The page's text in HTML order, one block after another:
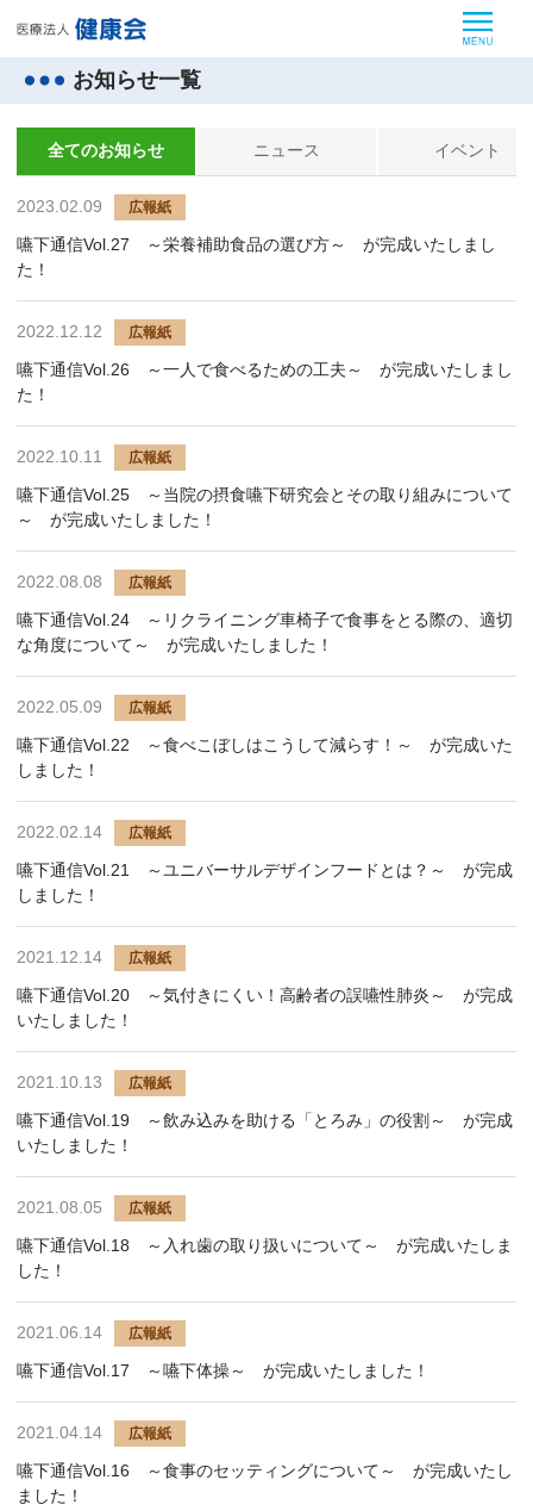
お知らせ一覧
全てのお知らせ ニュース イベント
2023.02.09 広報紙
嚥下通信Vol.27 ～栄養補助食品の選び方～ が完成いたしまし
た！
2022.12.12 広報紙
嚥下通信Vol.26 ～一人で食べるための工夫～ が完成いたしまし
た！
2022.10.11 広報紙
嚥下通信Vol.25 ～当院の摂食嚥下研究会とその取り組みについて
～ が完成いたしました！
2022.08.08 広報紙
嚥下通信Vol.24 ～リクライニング車椅子で食事をとる際の、適切
な角度について～ が完成いたしました！
2022.05.09 広報紙
嚥下通信Vol.22 ～食べこぼしはこうして減らす！～ が完成いた
しました！
2022.02.14 広報紙
嚥下通信Vol.21 ～ユニバーサルデザインフードとは？～ が完成
しました！
2021.12.14 広報紙
嚥下通信Vol.20 ～気付きにくい！高齢者の誤嚥性肺炎～ が完成
いたしました！
2021.10.13 広報紙
嚥下通信Vol.19 ～飲み込みを助ける「とろみ」の役割～ が完成
いたしました！
2021.08.05 広報紙
嚥下通信Vol.18 ～入れ歯の取り扱いについて～ が完成いたしま
した！
2021.06.14 広報紙
嚥下通信Vol.17 ～嚥下体操～ が完成いたしました！
2021.04.14 広報紙
嚥下通信Vol.16 ～食事のセッティングについて～ が完成いたし
ました！